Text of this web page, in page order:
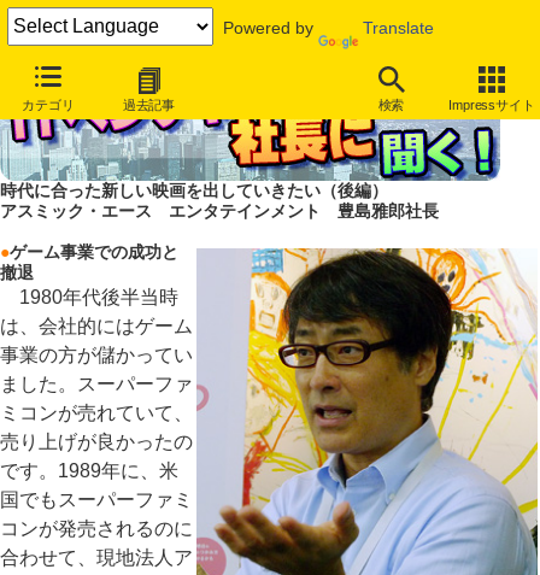
Powered by Translate
カテゴリ 過去記事 検索 Impressサイト
時代に合った新しい映画を出していきたい（後編）
アスミック・エース エンタテインメント 豊島雅郎社長
●ゲーム事業での成功と
撤退
1980年代後半当時
は、会社的にはゲーム
事業の方が儲かってい
ました。スーパーファ
ミコンが売れていて、
売り上げが良かったの
です。1989年に、米
国でもスーパーファミ
コンが発売されるのに
合わせて、現地法人ア